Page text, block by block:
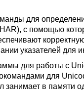
для
с помощью
указателей для
для работы с
для
занимает в памяти